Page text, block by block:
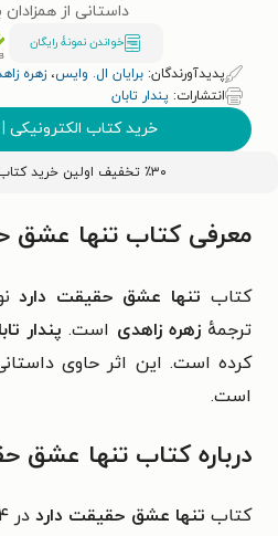
داستانی از
خواندن نمونۀ رایگان
پدیدآورندگان: برایان ال‌. وایس، زهره
انتشارات: پندار تابان
خرید کتاب الکترونیکی |
٪۳۰ تخفیف اولین خرید کتاب با کد
معرفی کتاب تنها عشق
کتاب تنها عشق حقیقت دارد
ترجمهٔزهره زاهدی است. پندار
کرده است. این اثر حاوی
است.
درباره کتاب تنها عشق
کتاب تنها عشق حقیقت دارد